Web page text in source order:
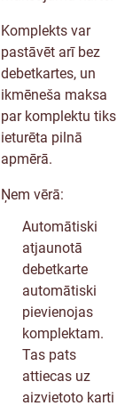
Komplekts var
pastāvēt arī bez
debetkartes, un
ikmēneša maksa
par komplektu tiks
ieturēta pilnā
apmērā.
Ņem vērā:
Automātiski
atjaunotā
debetkarte
automātiski
pievienojas
komplektam.
Tas pats
attiecas uz
aizvietoto karti